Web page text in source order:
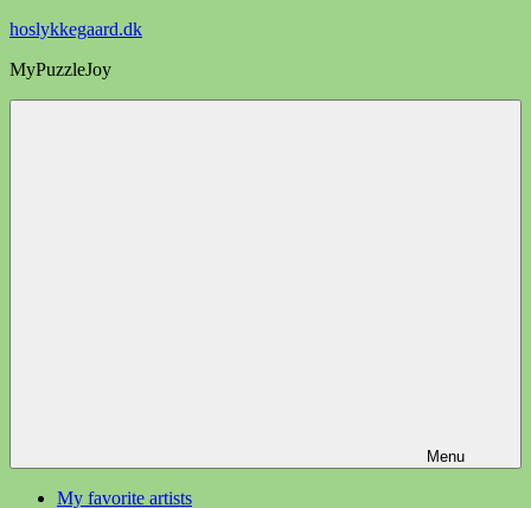
Videre
indhold
hoslykkegaard.dk
MyPuzzleJoy
Menu
My favorite artists